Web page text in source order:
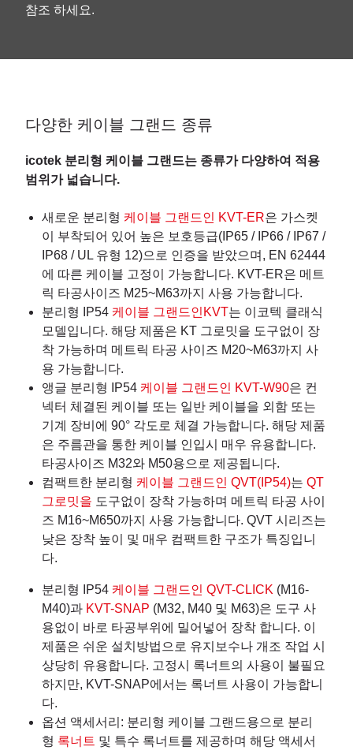
참조 하세요.
다양한 케이블 그랜드 종류
icotek 분리형 케이블 그랜드는 종류가 다양하여 적용
범위가 넓습니다.
새로운 분리형 케이블 그랜드인 KVT-ER은 가스켓
이 부착되어 있어 높은 보호등급(IP65 / IP66 / IP67 /
IP68 / UL 유형 12)으로 인증을 받았으며, EN 62444
에 따른 케이블 고정이 가능합니다. KVT-ER은 메트
릭 타공사이즈 M25~M63까지 사용 가능합니다.
분리형 IP54 케이블 그랜드인KVT는 이코텍 클래식
모델입니다. 해당 제품은 KT 그로밋을 도구없이 장
착 가능하며 메트릭 타공 사이즈 M20~M63까지 사
용 가능합니다.
앵글 분리형 IP54 케이블 그랜드인 KVT-W90은 컨
넥터 체결된 케이블 또는 일반 케이블을 외함 또는
기계 장비에 90° 각도로 체결 가능합니다. 해당 제품
은 주름관을 통한 케이블 인입시 매우 유용합니다.
타공사이즈 M32와 M50용으로 제공됩니다.
컴팩트한 분리형 케이블 그랜드인 QVT(IP54)는 QT
그로밋을 도구없이 장착 가능하며 메트릭 타공 사이
즈 M16~M650까지 사용 가능합니다. QVT 시리즈는
낮은 장착 높이 및 매우 컴팩트한 구조가 특징입니
다.
분리형 IP54 케이블 그랜드인 QVT-CLICK (M16-
M40)과 KVT-SNAP (M32, M40 및 M63)은 도구 사
용없이 바로 타공부위에 밀어넣어 장착 합니다. 이
제품은 쉬운 설치방법으로 유지보수나 개조 작업 시
상당히 유용합니다. 고정시 록너트의 사용이 불필요
하지만, KVT-SNAP에서는 록너트 사용이 가능합니
다.
옵션 액세서리: 분리형 케이블 그랜드용으로 분리
형 록너트 및 특수 록너트를 제공하며 해당 액세서